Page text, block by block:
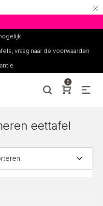
×
vraag naar de voorwaarden
0
eettafel